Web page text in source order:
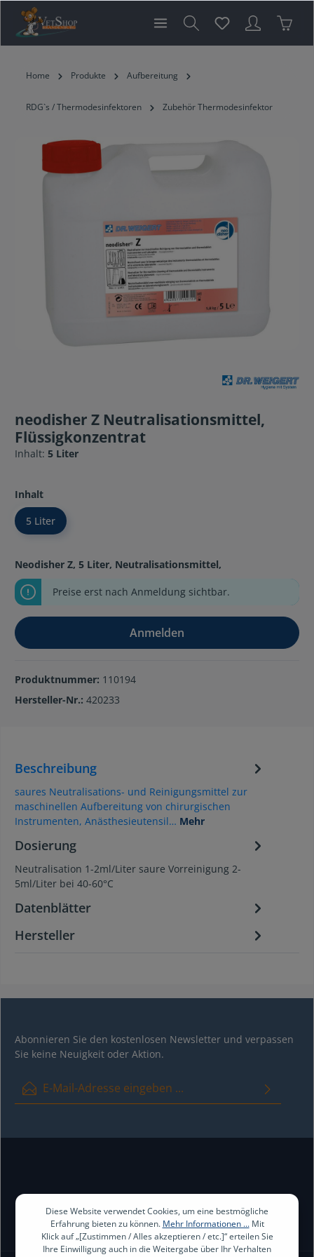
springen
Home Produkte Aufbereitung
RDG`s / Thermodesinfektoren Zubehör Thermodesinfektor
neodisher Z Neutralisationsmittel,
Flüssigkonzentrat
Inhalt:5 Liter
Inhalt
5 Liter
Neodisher Z, 5 Liter, Neutralisationsmittel,
Preise erst nach Anmeldung sichtbar.
Anmelden
Produktnummer: 110194
Hersteller-Nr.:420233
Beschreibung
saures Neutralisations- und Reinigungsmittel zur
maschinellen Aufbereitung von chirurgischen
Instrumenten, Anästhesieutensil… Mehr
Dosierung
Neutralisation 1-2ml/Liter saure Vorreinigung 2-
5ml/Liter bei 40-60°C
Datenblätter
Hersteller
Abonnieren Sie den kostenlosen Newsletter und verpassen
Sie keine Neuigkeit oder Aktion.
E-Mail-Adresse*
Diese Website verwendet Cookies, um eine bestmögliche
Erfahrung bieten zu können. Mehr Informationen ...Mit
Klick auf „[Zustimmen / Alles akzeptieren / etc.]“ erteilen Sie
Ihre Einwilligung auch in die Weitergabe über Ihr Verhalten